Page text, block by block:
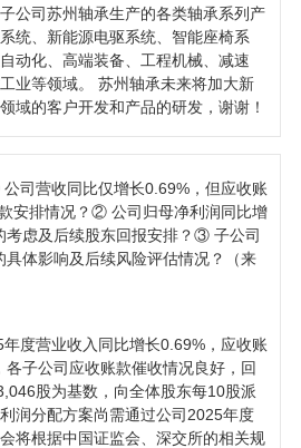
公司苏州轴承生产的各类轴承系列产
统、新能源电驱系统、智能座椅系
动化、高端装备、工程机械、减速
业等领域。 苏州轴承未来将加大新
域的客户开发和产品的研发，谢谢！
司营收同比仅增长0.69%，但应收账
安排情况？② 公司归母净利润同比增
虑及后续股东回报安排？③ 子公司
体影响及后续风险评估情况？
（来
度营业收入同比增长0.69%，应收账
子公司应收账款催收情况良好，回
股为基数，向全体股东每10股派
润分配方案尚需通过公司2025年度
将根据中国证监会、深交所的相关规